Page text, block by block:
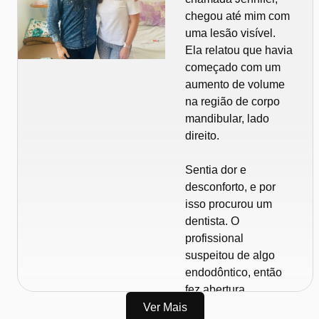
estava de sobreaviso
naquele dia.
a vir acompanhada
de fisgadas, como
agulhadas, e o
dentista então
suspeitou de uma
origem neurológica.
Encaminhou para
um neurologista, que
gabapentina.
Ainda assim, a dor
continuou. As
fisgadas, o
incômodo, tudo
permaneceu. E em
cerca de três a
quatro semanas, a
chegou até mim com
uma lesão visível.
Ela relatou que havia
começado com um
aumento de volume
na região de corpo
mandibular, lado
direito.
Sentia dor e
desconforto, e por
isso procurou um
dentista. O
profissional
suspeitou de algo
endodôntico, então
fez abertura
coronária, medicou o
Ver Mais